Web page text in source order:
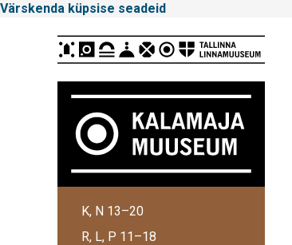
Värskenda küpsise seadeid
Linnamuuseum
K, N 13–20
R, L, P 11–18